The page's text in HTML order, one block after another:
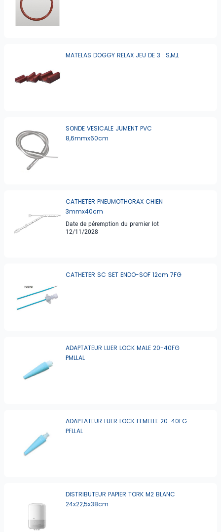
MATELAS DOGGY RELAX JEU DE 3 : S,M,L
SONDE VESICALE JUMENT PVC
8,6mmx60cm
CATHETER PNEUMOTHORAX CHIEN
3mmx40cm
Date de péremption du premier lot
12/11/2028
CATHETER SC SET ENDO-SOF 12cm 7FG
ADAPTATEUR LUER LOCK MALE 20-40FG
PMLLAL
ADAPTATEUR LUER LOCK FEMELLE 20-40FG
PFLLAL
DISTRIBUTEUR PAPIER TORK M2 BLANC
24x22,5x38cm